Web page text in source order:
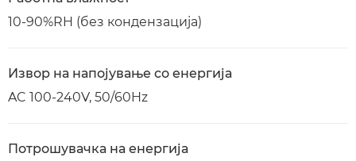
10-90%RH (без кондензација)
Извор на напојување со енергија
AC 100-240V, 50/60Hz
Потрошувачка на енергија